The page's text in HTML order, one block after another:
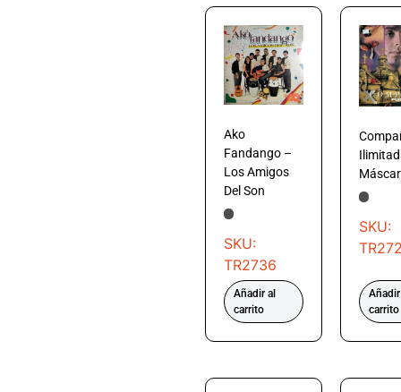
Ako
Fandango –
Los Amigos
Del Son
SKU:
TR2736
Añadir al
carrito
SKU:
carrito